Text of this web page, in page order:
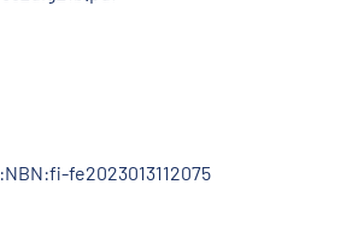
fe2023013112075